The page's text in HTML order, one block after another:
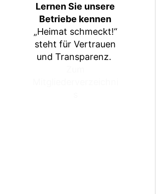
Lernen Sie unsere
Betriebe kennen
„Heimat schmeckt!“
steht für Vertrauen
und Transparenz.